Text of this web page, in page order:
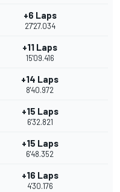
+6 Laps
27'27.034
+11 Laps
15'09.416
+14 Laps
8'40.972
+15 Laps
6'32.821
+15 Laps
6'48.352
+16 Laps
4'30.176